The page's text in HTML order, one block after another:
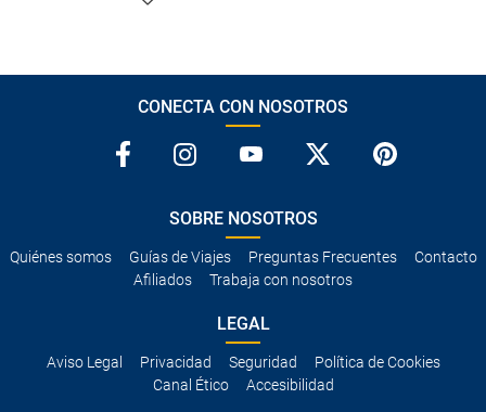
bosques de enebros, así como la
oferta hotelera de calidad y un turismo de
categoría, principalmente familiar. El
acceso a la Playa de Muro por carretera es
sencillo siguiendo la señalización viaria. El
vehículo particular se podrá estacionar de
conducen hasta esta playa. También se
puede llegar a playa de Muro en autobús,
cuya parada está a un centenar de metros
CONECTA CON NOSOTROS
SOBRE NOSOTROS
Quiénes somos Guías de Viajes Preguntas Frecuentes
Contacto
Afiliados
Trabaja con nosotros
LEGAL
Aviso Legal Privacidad Seguridad
Política de Cookies
Canal Ético
Accesibilidad